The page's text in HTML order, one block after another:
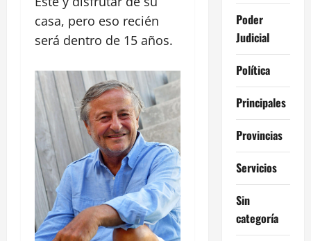
casa, pero eso recién
será dentro de 15 años.
Poder
Judicial
Política
Principales
Provincias
Servicios
Sin
categoría